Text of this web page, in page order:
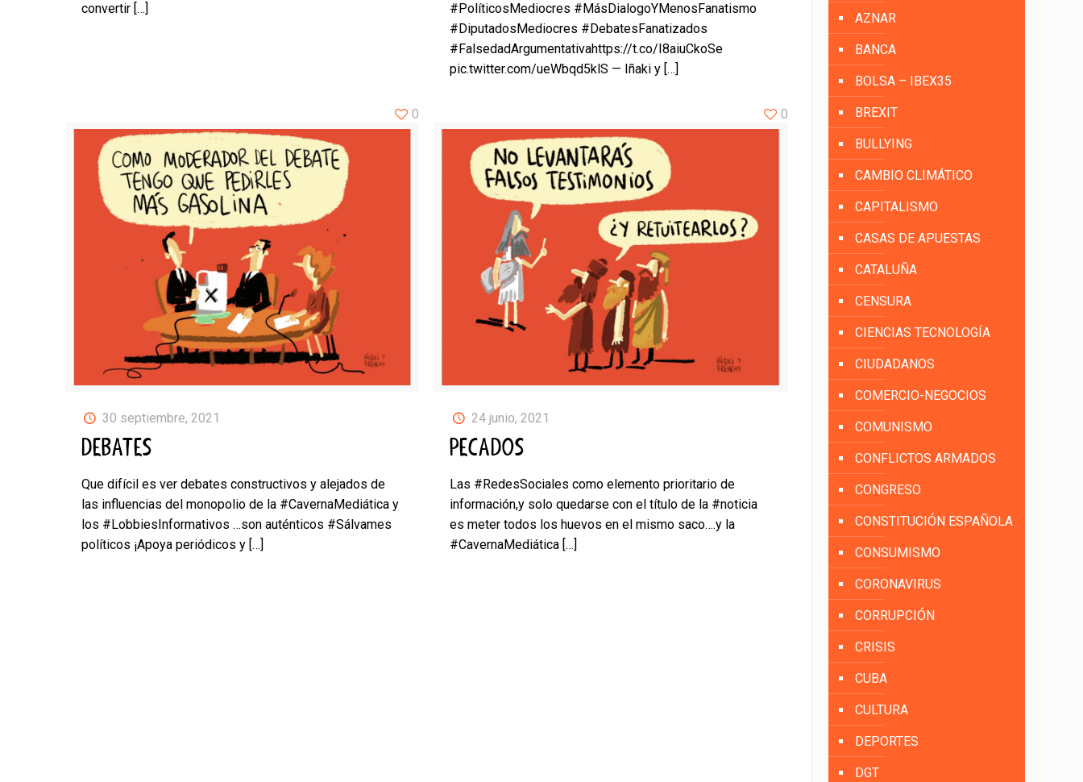
convertir[…]
#PolíticosMediocres #MásDialogoYMenosFanatismo
#DiputadosMediocres #DebatesFanatizados
#FalsedadArgumentativahttps://t.co/I8aiuCkoSe
pic.twitter.com/ueWbqd5klS — Iñaki y […]
30 septiembre, 2021
DEBATES
Que difícil es ver debates constructivos y alejados de
las influencias del monopolio de la #CavernaMediática y
los #LobbiesInformativos …son auténticos #Sálvames
políticos ¡Apoya periódicos y[…]
0
24 junio, 2021
PECADOS
Las #RedesSociales como elemento prioritario de
información,y solo quedarse con el título de la #noticia
es meter todos los huevos en el mismo saco….y la
#CavernaMediática […]
0
AZNAR
BANCA
BOLSA – IBEX35
BREXIT
BULLYING
CAMBIO CLIMÁTICO
CAPITALISMO
CASAS DE APUESTAS
CATALUÑA
CENSURA
CIENCIAS TECNOLOGÍA
CIUDADANOS
COMERCIO-NEGOCIOS
COMUNISMO
CONFLICTOS ARMADOS
CONGRESO
CONSTITUCIÓN ESPAÑOLA
CONSUMISMO
CORONAVIRUS
CORRUPCIÓN
CRISIS
CUBA
CULTURA
DEPORTES
DGT